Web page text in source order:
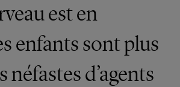
est en
enfants sont plus
néfastes d’agents